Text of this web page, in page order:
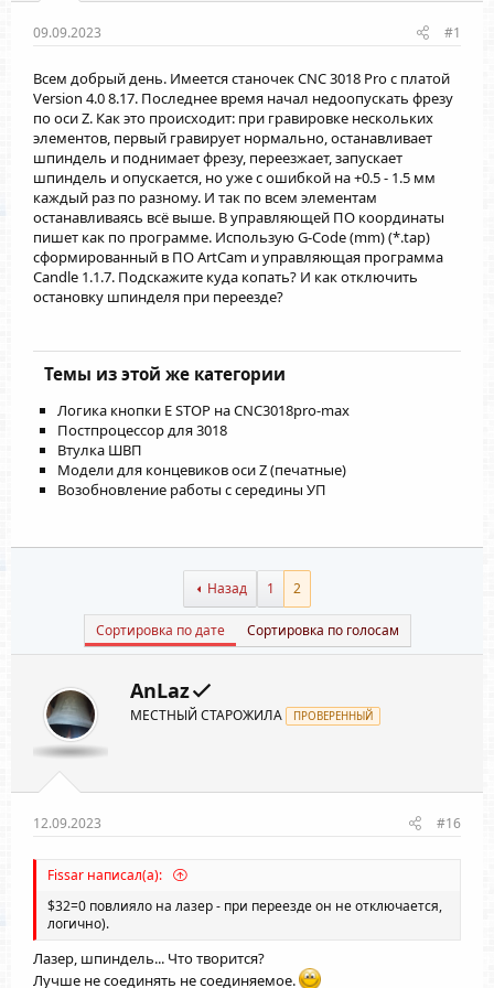
09.09.2023 #1
Всем добрый день. Имеется станочек CNC 3018 Pro с платой
Version 4.0 8.17. Последнее время начал недоопускать фрезу
по оси Z. Как это происходит: при гравировке нескольких
элементов, первый гравирует нормально, останавливает
шпиндель и поднимает фрезу, переезжает, запускает
шпиндель и опускается, но уже с ошибкой на +0.5 - 1.5 мм
каждый раз по разному. И так по всем элементам
останавливаясь всё выше. В управляющей ПО координаты
пишет как по программе. Использую G-Code (mm) (*.tap)
сформированный в ПО ArtCam и управляющая программа
Candle 1.1.7. Подскажите куда копать? И как отключить
остановку шпинделя при переезде?
Темы из этой же категории
Логика кнопки E STOP на CNC3018pro-max
Постпроцессор для 3018
Втулка ШВП
Модели для концевиков оси Z (печатные)
Возобновление работы с середины УП
Назад 1 2
Сортировка по дате Сортировка по голосам
AnLaz
МЕСТНЫЙ СТАРОЖИЛА ПРОВЕРЕННЫЙ
12.09.2023 #16
Fissar написал(а):
$32=0 повлияло на лазер - при переезде он не отключается,
логично).
Лазер, шпиндель... Что творится?
Лучше не соединять не соединяемое.